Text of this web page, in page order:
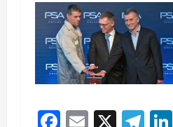
Facebook
Email
X